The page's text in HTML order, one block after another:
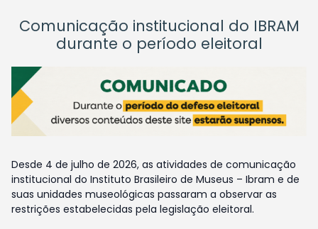
Comunicação institucional do IBRAM
durante o período eleitoral
Desde 4 de julho de 2026, as atividades de comunicação
institucional do Instituto Brasileiro de Museus – Ibram e de
suas unidades museológicas passaram a observar as
restrições estabelecidas pela legislação eleitoral.